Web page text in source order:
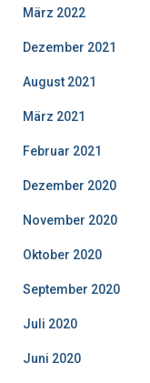
März 2022
Dezember 2021
August 2021
März 2021
Februar 2021
Dezember 2020
November 2020
Oktober 2020
September 2020
Juli 2020
Juni 2020